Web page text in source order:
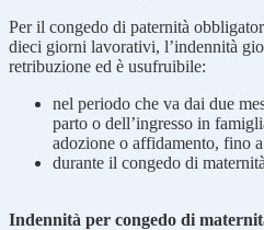
Per il congedo di paternità
dieci giorni lavorativi, l’indennità
retribuzione ed è usufruibile:
nel periodo che va dai due
parto o dell’ingresso in
adozione o affidamento, fino
durante il congedo di
Indennità per congedo di